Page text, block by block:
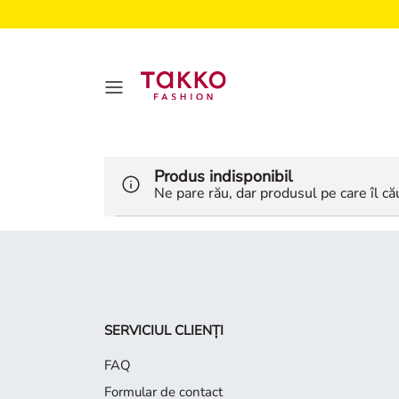
Produs indisponibil
Ne pare rău, dar produsul pe care îl
SERVICIUL CLIENȚI
FAQ
Formular de contact